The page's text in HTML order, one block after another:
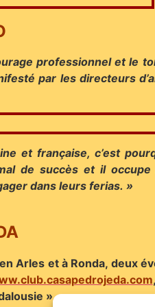
professionnel et le
par les directeurs
et française, c’est
de succès et il
dans leurs ferias. »
Arles et à Ronda, deux
».